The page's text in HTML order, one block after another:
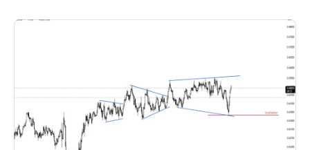
0.6479 0.6457 Trading Strategy: If the price breaks
above 0.6538, consider entering a buy position, with
below 0.6516, consider entering a sell position, with
the first target price at 0.6493.